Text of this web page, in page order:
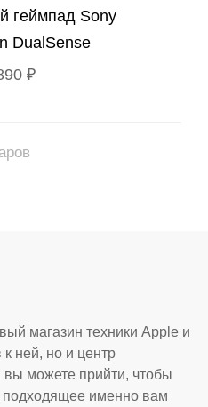
геймпад Sony
DualSense
₽
магазин техники Apple и
к ней, но и центр
вы можете прийти, чтобы
подходящее именно вам